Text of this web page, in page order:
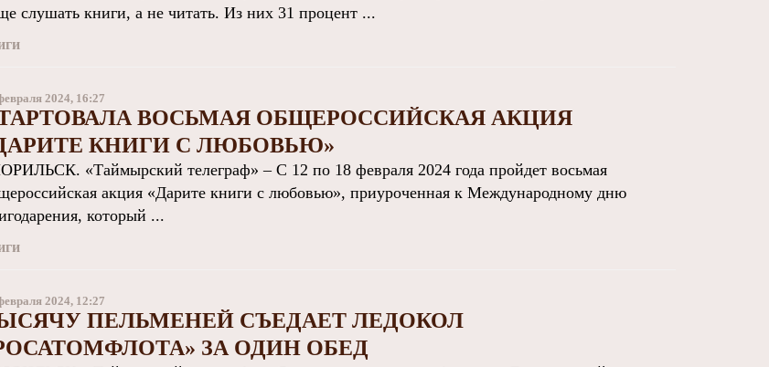
слушать книги, а не читать. Из них 31 процент ...
2024, 16:27
ВОСЬМАЯ ОБЩЕРОССИЙСКАЯ АКЦИЯ
КНИГИ С ЛЮБОВЬЮ»
«Таймырский телеграф» – С 12 по 18 февраля 2024 года пройдет восьмая
акция «Дарите книги с любовью», приуроченная к Международному дню
который ...
2024, 12:27
ПЕЛЬМЕНЕЙ СЪЕДАЕТ ЛЕДОКОЛ
ЗА ОДИН ОБЕД